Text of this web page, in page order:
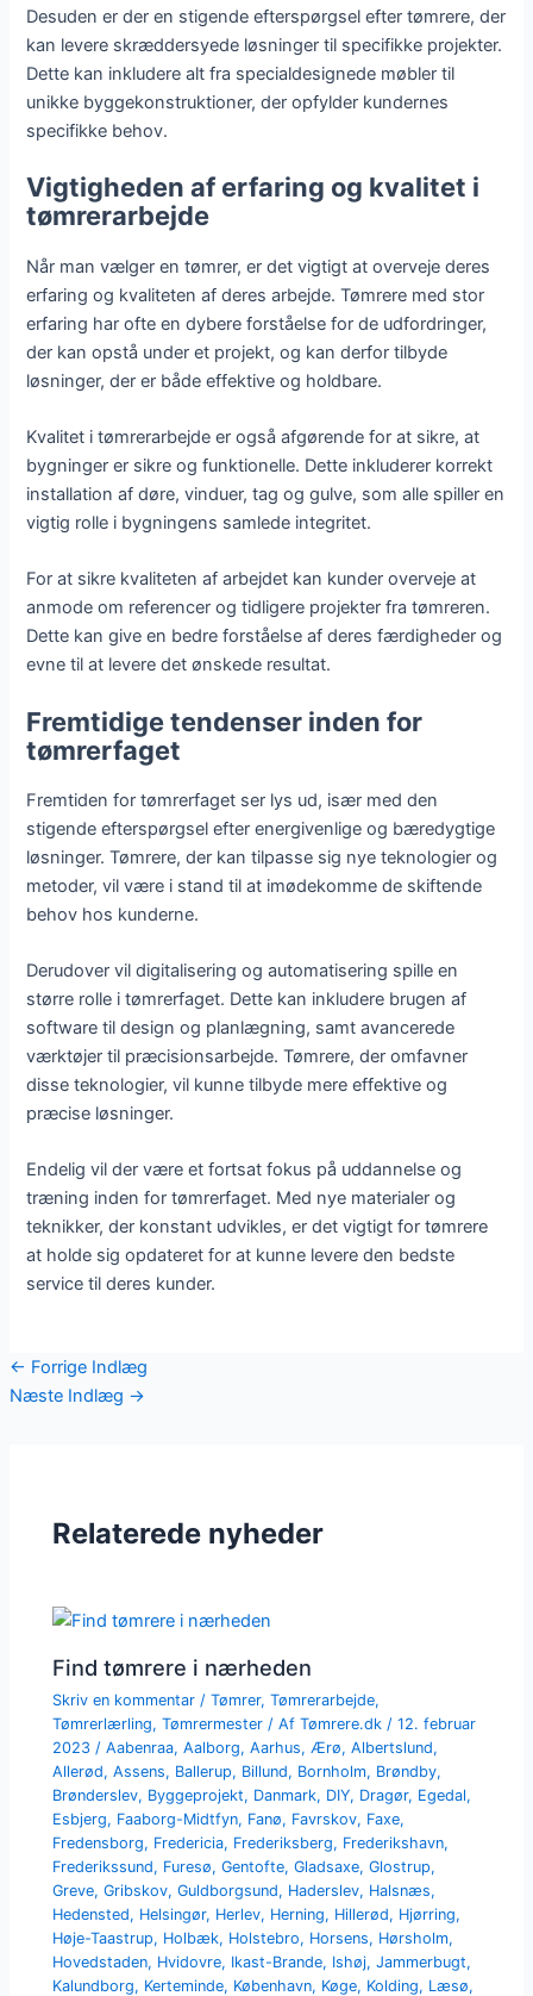
Desuden er der en stigende efterspørgsel efter tømrere, der
kan levere skræddersyede løsninger til specifikke projekter.
Dette kan inkludere alt fra specialdesignede møbler til
unikke byggekonstruktioner, der opfylder kundernes
specifikke behov.
Vigtigheden af erfaring og kvalitet i
tømrerarbejde
Når man vælger en tømrer, er det vigtigt at overveje deres
erfaring og kvaliteten af deres arbejde. Tømrere med stor
erfaring har ofte en dybere forståelse for de udfordringer,
der kan opstå under et projekt, og kan derfor tilbyde
løsninger, der er både effektive og holdbare.
Kvalitet i tømrerarbejde er også afgørende for at sikre, at
bygninger er sikre og funktionelle. Dette inkluderer korrekt
installation af døre, vinduer, tag og gulve, som alle spiller en
vigtig rolle i bygningens samlede integritet.
For at sikre kvaliteten af arbejdet kan kunder overveje at
anmode om referencer og tidligere projekter fra tømreren.
Dette kan give en bedre forståelse af deres færdigheder og
evne til at levere det ønskede resultat.
Fremtidige tendenser inden for
tømrerfaget
Fremtiden for tømrerfaget ser lys ud, især med den
stigende efterspørgsel efter energivenlige og bæredygtige
løsninger. Tømrere, der kan tilpasse sig nye teknologier og
metoder, vil være i stand til at imødekomme de skiftende
behov hos kunderne.
Derudover vil digitalisering og automatisering spille en
større rolle i tømrerfaget. Dette kan inkludere brugen af
software til design og planlægning, samt avancerede
værktøjer til præcisionsarbejde. Tømrere, der omfavner
disse teknologier, vil kunne tilbyde mere effektive og
præcise løsninger.
Endelig vil der være et fortsat fokus på uddannelse og
træning inden for tømrerfaget. Med nye materialer og
teknikker, der konstant udvikles, er det vigtigt for tømrere
at holde sig opdateret for at kunne levere den bedste
service til deres kunder.
← Forrige Indlæg
Næste Indlæg →
Relaterede nyheder
Find tømrere i nærheden
Skriv en kommentar /Tømrer,Tømrerarbejde,
Tømrerlærling,Tømrermester / AfTømrere.dk /12. februar
2023 /Aabenraa,Aalborg,Aarhus, Ærø,Albertslund,
Allerød,Assens, Ballerup, Billund, Bornholm, Brøndby,
Brønderslev, Byggeprojekt, Danmark, DIY, Dragør, Egedal,
Esbjerg, Faaborg-Midtfyn, Fanø, Favrskov, Faxe,
Fredensborg, Fredericia, Frederiksberg, Frederikshavn,
Frederikssund, Furesø,Gentofte,Gladsaxe,Glostrup,
Greve,Gribskov,Guldborgsund, Haderslev, Halsnæs,
Hedensted, Helsingør, Herlev, Herning, Hillerød, Hjørring,
Høje-Taastrup, Holbæk, Holstebro, Horsens, Hørsholm,
Hovedstaden, Hvidovre, Ikast-Brande, Ishøj,Jammerbugt,
Kalundborg, Kerteminde, København, Køge, Kolding, Læsø,